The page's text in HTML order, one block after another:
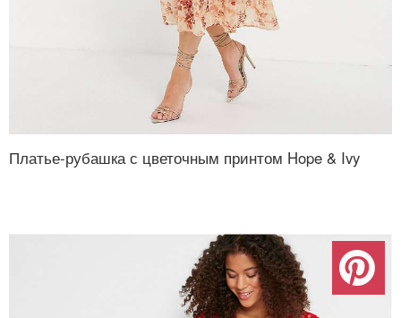
Платье-рубашка с цветочным принтом Hope & Ivy